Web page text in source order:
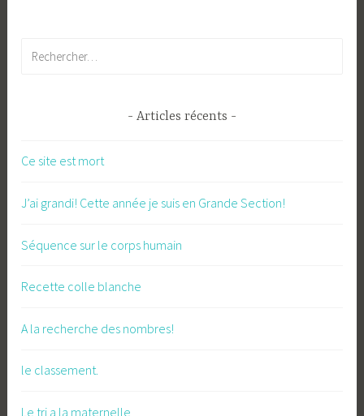
Articles récents
Ce site est mort
J’ai grandi! Cette année je suis en Grande Section!
Séquence sur le corps humain
Recette colle blanche
A la recherche des nombres!
le classement.
Le tri a la maternelle